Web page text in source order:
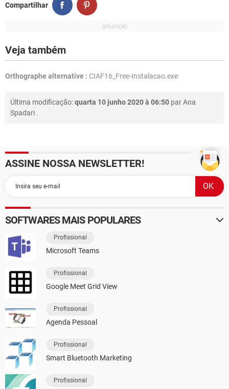
Compartilhar
Veja também
Orthographe alternative : CIAF16_Free-Instalacao.exe
Última modificação:quarta 10 junho 2020 à 06:50 parAna
Spadari .
ASSINE NOSSA NEWSLETTER!
SOFTWARES MAIS POPULARES
Profissional
Microsoft Teams
Profissional
Google Meet Grid View
Profissional
Agenda Pessoal
Profissional
Smart Bluetooth Marketing
Profissional